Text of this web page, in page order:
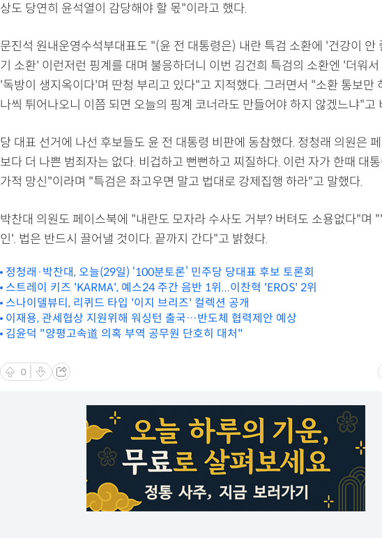
상도 당연히 윤석열이 감당해야 할 몫"이라고 했다.
문진석 원내운영수석부대표도 "(윤 전 대통령은) 내란 특검 소환에 '건강이 안
기 소환' 이런저런 핑계를 대며 불응하더니 이번 김건희 특검의 소환엔 '더워
'독방이 생지옥이다'며 딴청 부리고 있다"고 지적했다. 그러면서 "소환 통보만
나씩 튀어나오니 이쯤 되면 오늘의 핑계 코너라도 만들어야 하지 않겠느냐"고
당 대표 선거에 나선 후보들도 윤 전 대통령 비판에 동참했다. 정청래 의원은
보다 더 나쁜 범죄자는 없다. 비겁하고 뻔뻔하고 찌질하다. 이런 자가 한때 대
가적 망신"이라며 "특검은 좌고우면 말고 법대로 강제집행 하라"고 말했다.
박찬대 의원도 페이스북에 "내란도 모자라 수사도 거부? 버텨도 소용없다"며
인'. 법은 반드시 끌어낼 것이다. 끝까지 간다"고 밝혔다.
정청래·박찬대, 오늘(29일) ‘100분토론’ 민주당 당대표 후보 토론회
스트레이 키즈 'KARMA', 예스24 주간 음반 1위...이찬혁 'EROS' 2위
스나이델뷰티, 리퀴드 타입 '이지 브리즈' 컬렉션 공개
이재용, 관세협상 지원위해 워싱턴 출국…반도체 협력제안 예상
김윤덕 "양평고속道 의혹 부역 공무원 단호히 대처"
0